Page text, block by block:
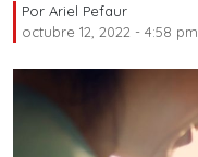
Por Ariel Pefaur
octubre 12, 2022 - 4:58 pm